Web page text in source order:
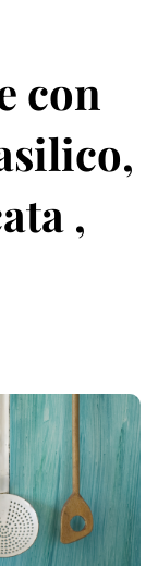
con
,